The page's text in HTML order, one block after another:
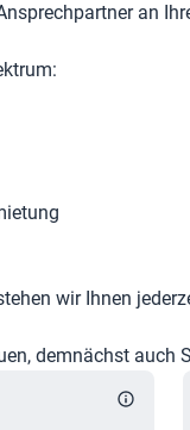
an
wir Ihnen
demnächst auch